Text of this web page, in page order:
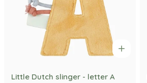
Little Dutch slinger - letter A